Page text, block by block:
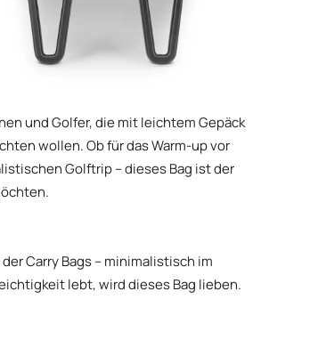
und Golfer, die mit leichtem Gepäck
wollen. Ob für das Warm-up vor
Golftrip – dieses Bag ist der
Carry Bags – minimalistisch im
lebt, wird dieses Bag lieben.